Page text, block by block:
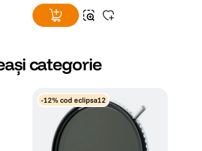
categorie
-12% cod eclipsa12